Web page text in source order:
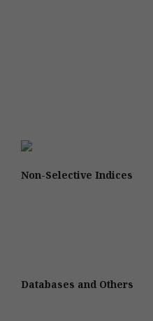
Non-Selective Indices
Databases and Others